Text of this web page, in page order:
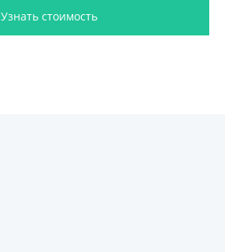
Узнать стоимость